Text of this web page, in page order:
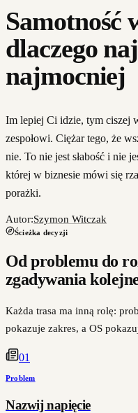
Samotność
dlaczego
najmocniej
Im lepiej Ci idzie, tym ciszej
zespołowi. Ciężar tego, że
nie. To nie jest słabość i nie
której w biznesie mówi się
porażki.
Autor:Szymon Witczak
Ścieżka decyzji
Od problemu do
zgadywania
Każda trasa ma inną rolę:
pokazuje zakres, a OS
01
Problem
Nazwij napięcie